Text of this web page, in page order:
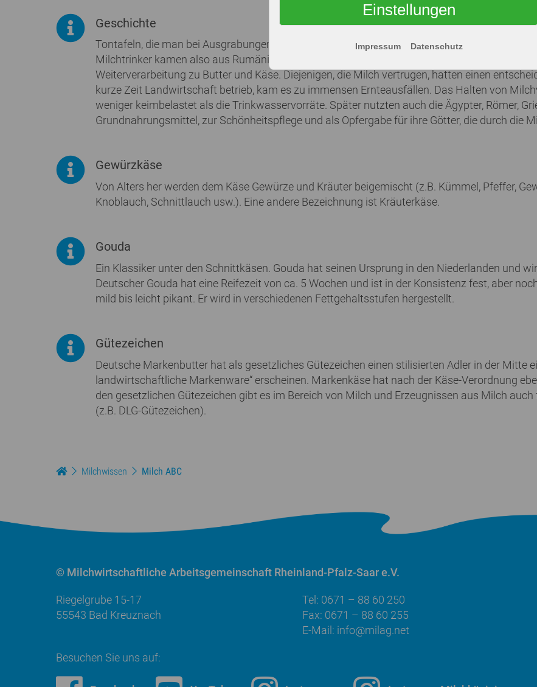
Geschichte
Tontafeln, die man bei Ausgrabungen in der Stadt Ur fand, belegen, dass die Sumerer schon
Milchtrinker kamen also aus Rumänien und Ungarn. Sie tranken nicht nur frische Milch,
Weiterverarbeitung zu Butter und Käse. Diejenigen, die Milch vertrugen, hatten einen
kurze Zeit Landwirtschaft betrieb, kam es zu immensen Ernteausfällen. Das Halten von
weniger keimbelastet als die Trinkwasservorräte. Später nutzten auch die Ägypter, Römer,
Grundnahrungsmittel, zur Schönheitspflege und als Opfergabe für ihre Götter, die durch die
Gewürzkäse
Von Alters her werden dem Käse Gewürze und Kräuter beigemischt (z.B. Kümmel, Pfeffer,
Knoblauch, Schnittlauch usw.). Eine andere Bezeichnung ist Kräuterkäse.
Gouda
Ein Klassiker unter den Schnittkäsen. Gouda hat seinen Ursprung in den Niederlanden und
Deutscher Gouda hat eine Reifezeit von ca. 5 Wochen und ist in der Konsistenz fest, aber
mild bis leicht pikant. Er wird in verschiedenen Fettgehaltsstufen hergestellt.
Gütezeichen
Deutsche Markenbutter hat als gesetzliches Gütezeichen einen stilisierten Adler in der Mitte
landwirtschaftliche Markenware“ erscheinen. Markenkäse hat nach der Käse-Verordnung
den gesetzlichen Gütezeichen gibt es im Bereich von Milch und Erzeugnissen aus Milch
(z.B. DLG-Gütezeichen).
Milchwissen Milch ABC
© Milchwirtschaftliche Arbeitsgemeinschaft Rheinland-Pfalz-Saar e.V.
Riegelgrube 15-17
55543 Bad Kreuznach
Tel: 0671 – 88 60 250
Fax: 0671 – 88 60 255
E-Mail: info@milag.net
Besuchen Sie uns auf:
Impressum Datenschutz
Einstellungen